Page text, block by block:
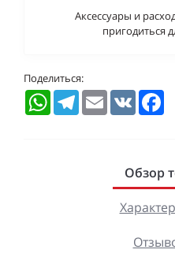
Аксессуары и
пригодиться
Поделиться:
WhatsAppTelegramEmail VK
Обзор